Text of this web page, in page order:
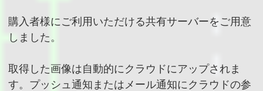
購入者様にご利用いただける共有サーバーをご用意
しました。
取得した画像は自動的にクラウドにアップされま
す。プッシュ通知またはメール通知にクラウドの参